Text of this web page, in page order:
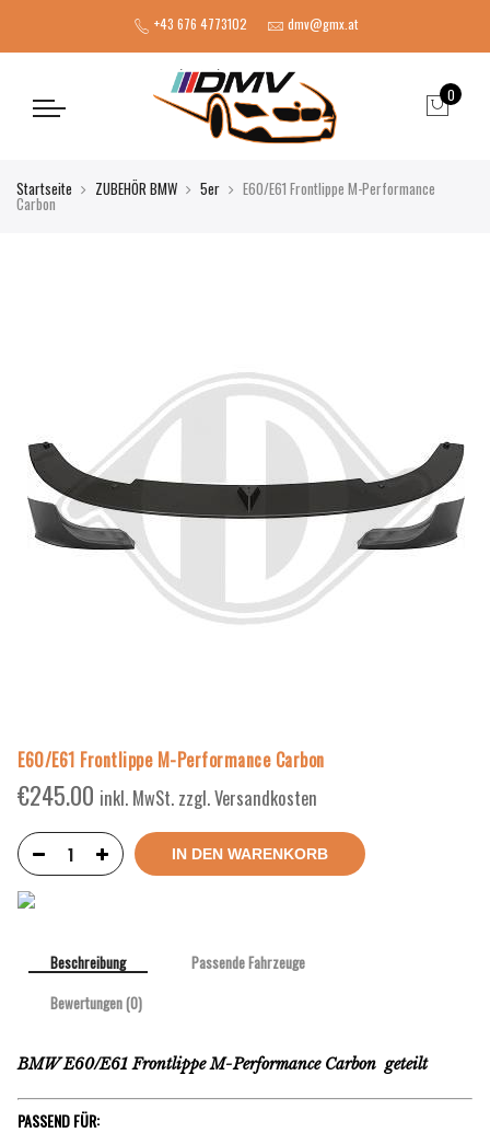
+43 676 4773102 dmv@gmx.at
0
Startseite ZUBEHÖR BMW 5er E60/E61 Frontlippe M-Performance
Carbon
E60/E61 Frontlippe M-Performance Carbon
€245.00 inkl. MwSt. zzgl. Versandkosten
IN DEN WARENKORB
Beschreibung
Passende Fahrzeuge
Bewertungen (0)
BMW E60/E61 Frontlippe M-Performance Carbon geteilt
PASSEND FÜR: